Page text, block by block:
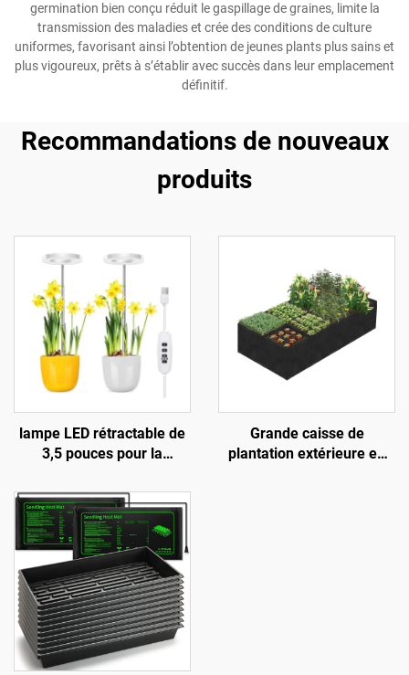
germination bien conçu réduit le gaspillage de graines, limite la
transmission des maladies et crée des conditions de culture
uniformes, favorisant ainsi l’obtention de jeunes plants plus sains et
plus vigoureux, prêts à s’établir avec succès dans leur emplacement
définitif.
Recommandations de nouveaux
produits
lampe LED rétractable de
3,5 pouces pour la
lumière à spectre complet
avec minuterie réglable et
corps en aluminium,
classe de protection IP42,
destinée à la floraison
Grande caisse de
plantation extérieure en